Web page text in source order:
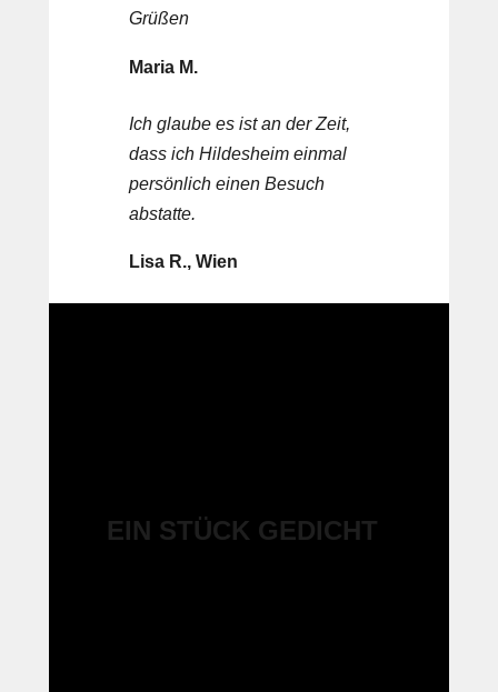
Grüßen
Maria M.
Ich glaube es ist an der Zeit,
dass ich Hildesheim einmal
persönlich einen Besuch
abstatte.
Lisa R., Wien
EIN STÜCK GEDICHT